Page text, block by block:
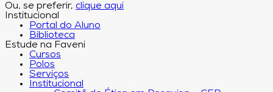
Ou, se preferir, clique aqui
Institucional
Portal do Aluno
Biblioteca
Estude na Faveni
Cursos
Polos
Serviços
Institucional